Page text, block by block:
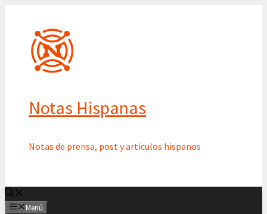
contenido
Notas Hispanas
Notas de prensa, post y articulos hispanos
Menú